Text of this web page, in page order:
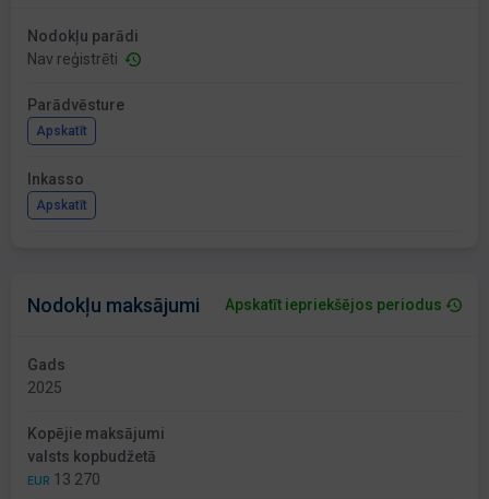
Nodokļu parādi
Nav reģistrēti
Parādvēsture
Apskatīt
Inkasso
Apskatīt
Nodokļu maksājumi Apskatīt iepriekšējos periodus
Gads
2025
Kopējie maksājumi
valsts kopbudžetā
EUR 13 270